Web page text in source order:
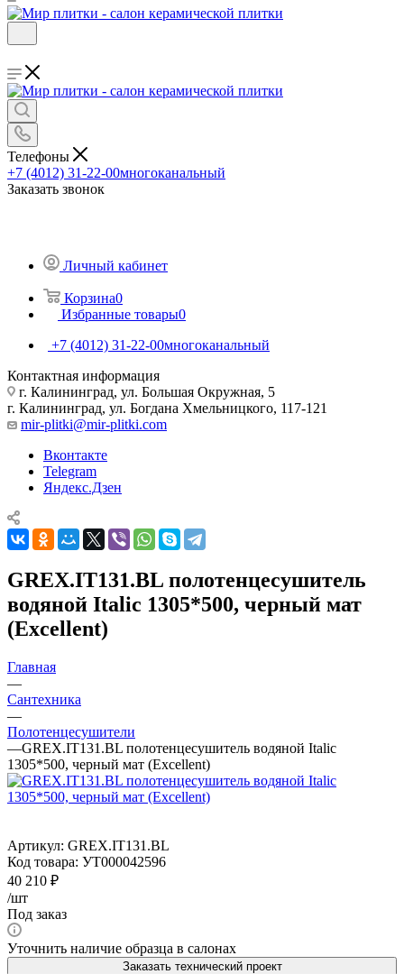
Телефоны
+7 (4012) 31-22-00многоканальный
Заказать звонок
Личный кабинет
Корзина0
Избранные товары0
+7 (4012) 31-22-00многоканальный
Контактная информация
г. Калининград, ул. Большая Окружная, 5
г. Калининград, ул. Богдана Хмельницкого, 117-121
mir-plitki@mir-plitki.com
Вконтакте
Telegram
Яндекс.Дзен
GREX.IT131.BL полотенцесушитель
водяной Italic 1305*500, черный мат
(Excellent)
Главная
—
Сантехника
—
Полотенцесушители
—GREX.IT131.BL полотенцесушитель водяной Italic
1305*500, черный мат (Excellent)
Артикул: GREX.IT131.BL
Код товара: УТ000042596
40 210 ₽
/шт
Под заказ
Уточнить наличие образца в салонах
Заказать технический проект